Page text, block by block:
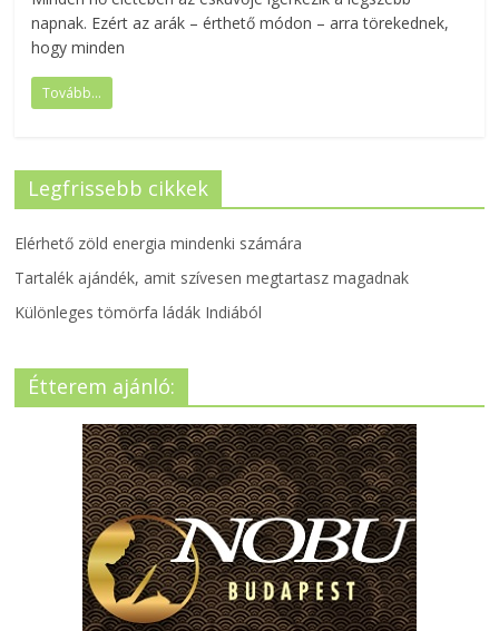
napnak. Ezért az arák – érthető módon – arra törekednek,
hogy minden
Tovább...
Legfrissebb cikkek
Elérhető zöld energia mindenki számára
Tartalék ajándék, amit szívesen megtartasz magadnak
Különleges tömörfa ládák Indiából
Étterem ajánló: